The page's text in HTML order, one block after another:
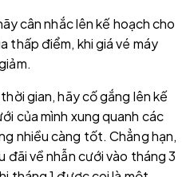
cân nhắc lên kế hoạch cho
thấp điểm, khi giá vé máy
gian, hãy cố gắng lên kế
của mình xung quanh các
nhiều càng tốt. Chẳng hạn,
về nhẫn cưới vào tháng 3